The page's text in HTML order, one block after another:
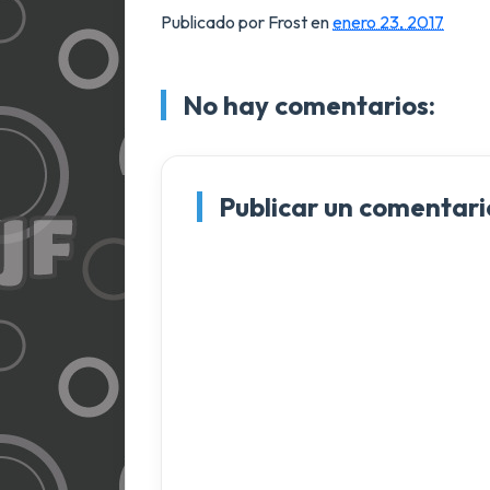
Publicado por Frostenenero 23, 2017
No hay comentarios:
Publicar un